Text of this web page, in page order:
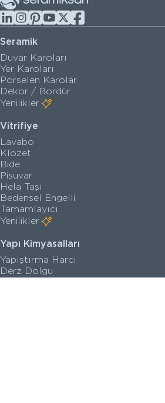
Seramik
Duvar Karoları
Yer Karoları
Porselen Karolar
Dekor / Bordür
Yenilikler
Vitrifiye
Lavabo
Klozet
Bide
Pisuvar
Hela Taşı
Bedensel Engelli
Tamamlayıcı
Yenilikler
Yapı Kimyasalları
Yapıştırma Harcı
Derz Dolgu